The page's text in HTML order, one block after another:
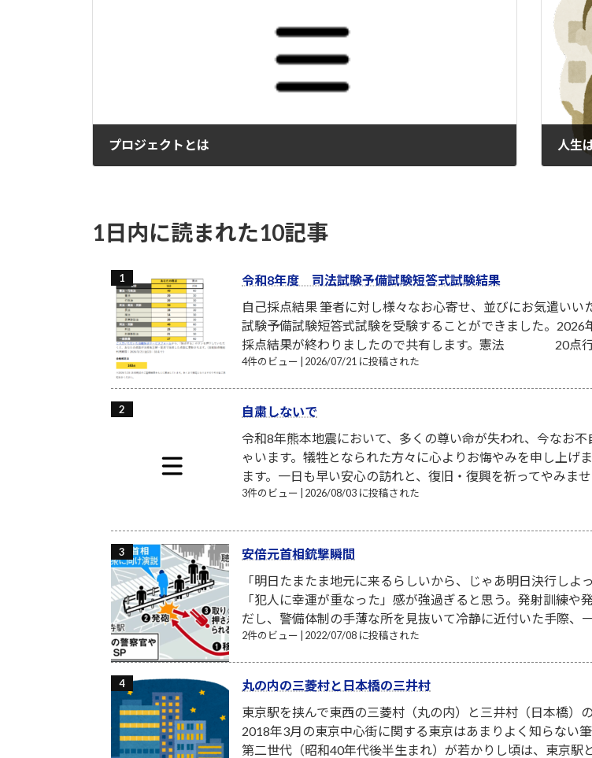
プロジェクトとは 人生
1日内に読まれた10記事
令和8年度 司法試験予備試験短答式試験結果
自己採点結果 筆者に対し様々なお心寄せ、並びにお気遣い
試験予備試験短答式試験を受験することができました。
採点結果が終わりましたので共有します。憲法 20点行
4件のビュー 2026/07/21 に投稿された
自粛しないで
令和8年熊本地震において、多くの尊い命が失われ、今なお
ゃいます。犠牲となられた方々に心よりお悔やみを申し上げ
ます。一日も早い安心の訪れと、復旧・復興を祈ってやみませ
3件のビュー 2026/08/03 に投稿された
安倍元首相銃撃瞬間
「明日たまたま地元に来るらしいから、じゃあ明日決行し
「犯人に幸運が重なった」感が強過ぎると思う。発射訓練
だし、警備体制の手薄な所を見抜いて冷静に近付いた手際、一
2件のビュー 2022/07/08 に投稿された
丸の内の三菱村と日本橋の三井村
東京駅を挟んで東西の三菱村（丸の内）と三井村（日本橋）
2018年3月の東京中心街に関する東京はあまりよく知らない
第二世代（昭和40年代後半生まれ）が若かりし頃は、東京駅と